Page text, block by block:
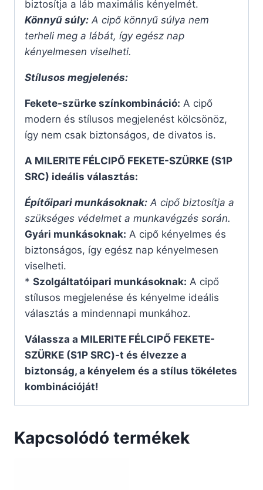
biztosítja a láb maximális kényelmét.
Könnyű súly: A cipő könnyű súlya nem
terheli meg a lábát, így egész nap
kényelmesen viselheti.
Stílusos megjelenés:
Fekete-szürke színkombináció: A cipő
modern és stílusos megjelenést kölcsönöz,
így nem csak biztonságos, de divatos is.
A MILERITE FÉLCIPŐ FEKETE-SZÜRKE (S1P
SRC) ideális választás:
Építőipari munkásoknak: A cipő biztosítja a
szükséges védelmet a munkavégzés során.
Gyári munkásoknak: A cipő kényelmes és
biztonságos, így egész nap kényelmesen
viselheti.
* Szolgáltatóipari munkásoknak: A cipő
stílusos megjelenése és kényelme ideális
választás a mindennapi munkához.
Válassza a MILERITE FÉLCIPŐ FEKETE-
SZÜRKE (S1P SRC)-t és élvezze a
biztonság, a kényelem és a stílus tökéletes
kombinációját!
Kapcsolódó termékek